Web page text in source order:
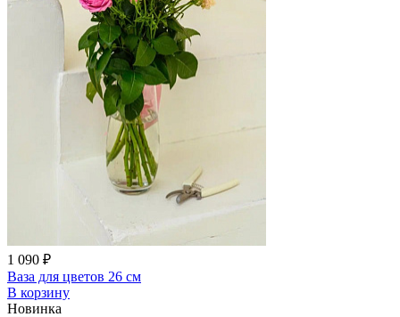
1 090 ₽
Ваза для цветов 26 см
В корзину
Новинка